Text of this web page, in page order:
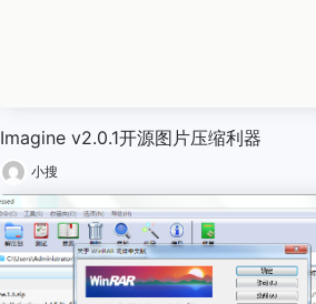
Imagine v2.0.1开源图片压缩利器
小搜